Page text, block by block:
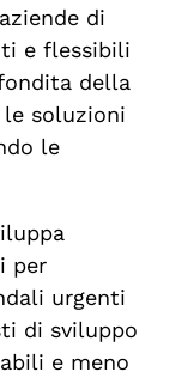
di
e flessibili
della
le soluzioni
le
per
urgenti
di sviluppo
e meno